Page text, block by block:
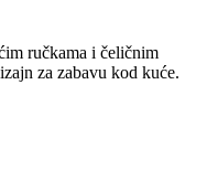
ručkama i čeličnim
za zabavu kod kuće.